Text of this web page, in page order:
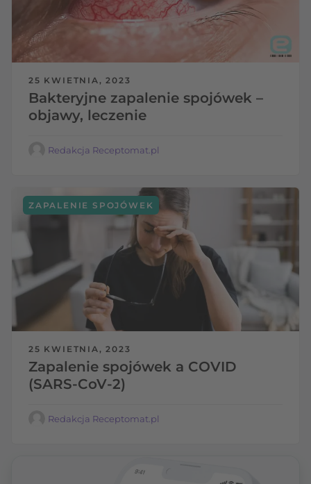
25 KWIETNIA, 2023
Bakteryjne zapalenie spojówek –
objawy, leczenie
Redakcja Receptomat.pl
25 KWIETNIA, 2023
Zapalenie spojówek a COVID
(SARS-CoV-2)
ZAPALENIE SPOJÓWEK
Redakcja Receptomat.pl